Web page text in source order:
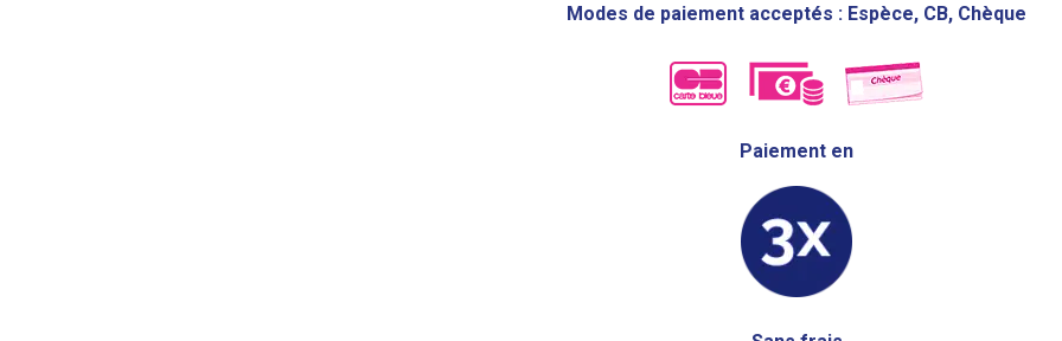
Modes de paiement acceptés : Espèce, CB, Chèque
Paiement en